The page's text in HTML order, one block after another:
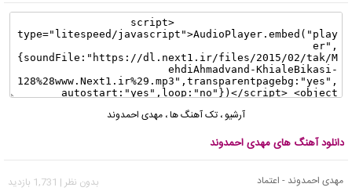
آرشیو ، تک آهنگ ها، مهدی احمدوند
دانلود آهنگ های مهدی احمدوند
مهدی احمدوند - اعتماد
بدون نظر | 1,731 بازدید